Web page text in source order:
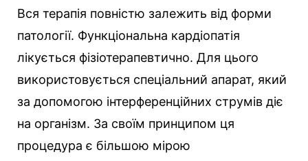
Вся терапія повністю залежить від форми
патології. Функціональна кардіопатія
лікується фізіотерапевтично. Для цього
використовується спеціальний апарат, який
за допомогою інтерференційних струмів діє
на організм. За своїм принципом ця
процедура є більшою мірою